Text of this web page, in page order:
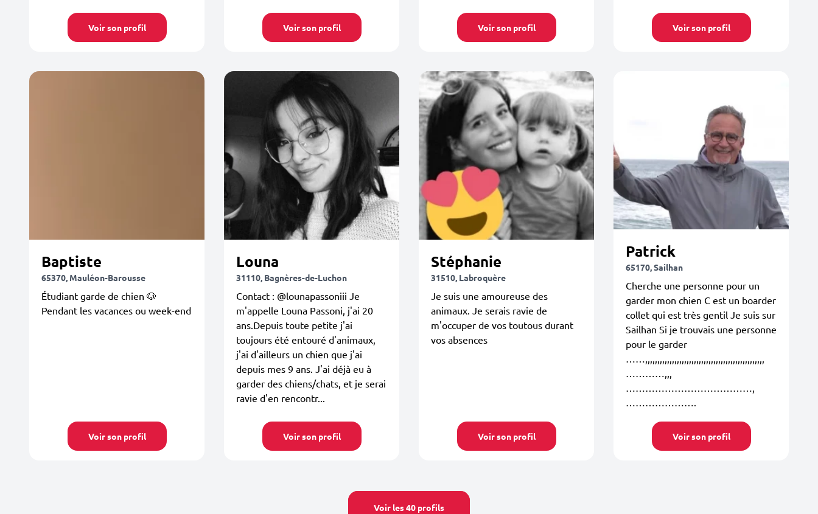
Voir son profil Voir son profil Voir son profil Voir son profil
Baptiste
65370, Mauléon-Barousse
Étudiant garde de chien 🐶
Pendant les vacances ou week-end
Voir son profil
Louna
31110, Bagnères-de-Luchon
Contact : @lounapassoniii Je
m'appelle Louna Passoni, j'ai 20
ans.Depuis toute petite j'ai
toujours été entouré d'animaux,
j'ai d'ailleurs un chien que j'ai
depuis mes 9 ans. J'ai déjà eu à
garder des chiens/chats, et je serai
ravie d'en rencontr...
Voir son profil
Stéphanie
31510, Labroquère
Je suis une amoureuse des
animaux. Je serais ravie de
m'occuper de vos toutous durant
vos absences
Voir son profil
Patrick
65170, Sailhan
Cherche une personne pour un
garder mon chien C est un boarder
collet qui est très gentil Je suis sur
Sailhan Si je trouvais une personne
pour le garder
……,,,,,,,,,,,,,,,,,,,,,,,,,,,,,,,,,,,,,,,,,,,,,,,,,
…………,,,
…………………………………,
………………….
Voir son profil
Voir les 40 profils